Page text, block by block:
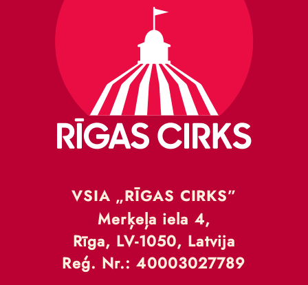
VSIA „RĪGAS CIRKS”
Merķeļa iela 4,
Rīga, LV-1050, Latvija
Reģ. Nr.: 40003027789